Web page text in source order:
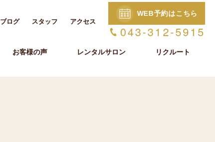
ブログ スタッフ アクセス
WEB予約はこちら
043-312-5915
お客様の声 レンタルサロン リクルート